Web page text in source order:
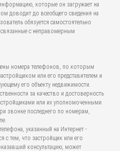
которые он загружает на
доводит до всеобщего сведения на
обязуется самостоятельно
связанные с неправомерным
номера телефонов, по которым
или его представителем и
его объекту недвижимости.
за качество и достоверность
или их уполномоченными
звонке последнего по номерам,
указанный на Интернет -
с тем, что застройщик или его
консультацию, может